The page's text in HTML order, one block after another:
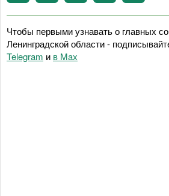
Чтобы первыми узнавать о главных
Ленинградской области -
Telegram и в Maх